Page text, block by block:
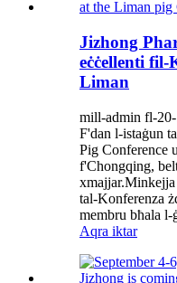
Jizhong
eċċellenti
Liman
mill-admin fl-
F'dan l-istaġun
Pig Conference
f'Chongqing,
tal-Konferenza
membru bħala l-
Aqra iktar